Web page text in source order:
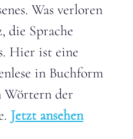
Was verloren
die Sprache
Hier ist eine
in Buchform
Wörtern der
Jetzt ansehen